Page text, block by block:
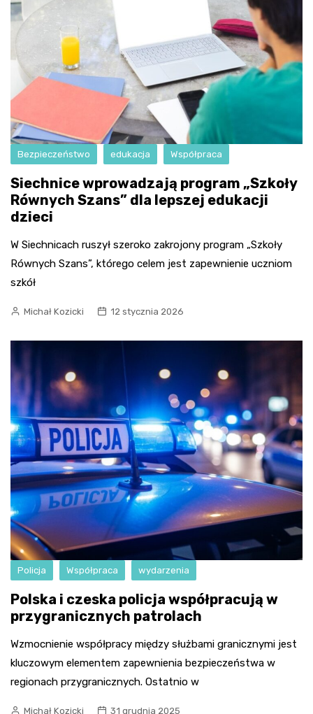
Bezpieczeństwo edukacja Współpraca
Siechnice wprowadzają program „Szkoły
Równych Szans” dla lepszej edukacji
dzieci
W Siechnicach ruszył szeroko zakrojony program „Szkoły
Równych Szans”, którego celem jest zapewnienie uczniom
szkół
Michał Kozicki 12 stycznia 2026
Policja Współpraca wydarzenia
Polska i czeska policja współpracują w
przygranicznych patrolach
Wzmocnienie współpracy między służbami granicznymi jest
kluczowym elementem zapewnienia bezpieczeństwa w
regionach przygranicznych. Ostatnio w
Michał Kozicki 31 grudnia 2025